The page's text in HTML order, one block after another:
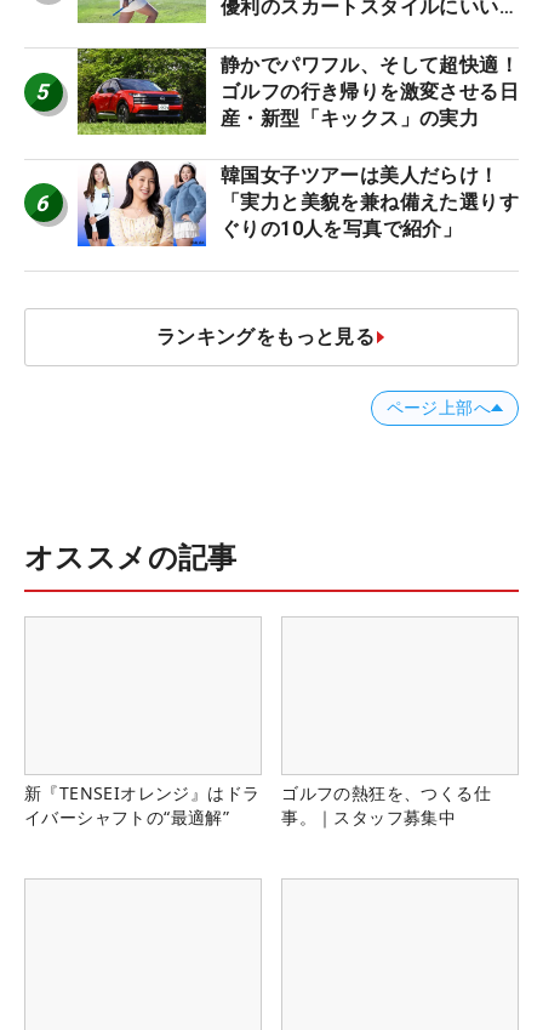
優利のスカートスタイルにいい
5
静かでパワフル、そして超快適！
ゴルフの行き帰りを激変させる日
産・新型「キックス」の実力
6
韓国女子ツアーは美人だらけ！
「実力と美貌を兼ね備えた選りす
ぐりの10人を写真で紹介」
ランキングをもっと見る
ページ上部へ
オススメの記事
新『TENSEIオレンジ』はドラ
イバーシャフトの“最適解”
ゴルフの熱狂を、つくる仕
事。｜スタッフ募集中